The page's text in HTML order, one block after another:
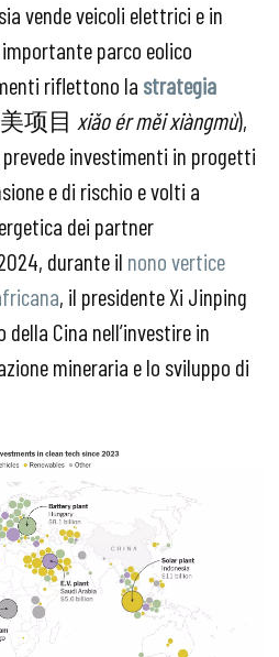
vende veicoli elettrici e in
parco eolico
riflettono la strategia
项目 xiǎo ér měi xiàngmù),
investimenti in progetti
e di rischio e volti a
dei partner
durante il nono vertice
, il presidente Xi Jinping
Cina nell’investire in
mineraria e lo sviluppo di